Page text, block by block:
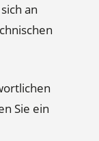
an
Sie ein